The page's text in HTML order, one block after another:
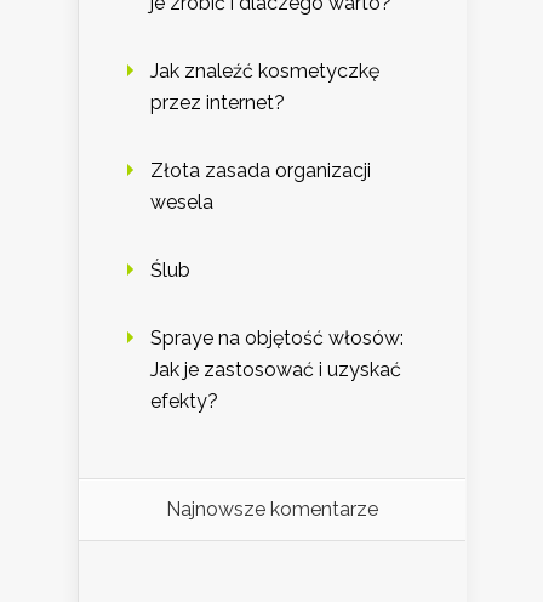
Jak znaleźć kosmetyczkę
przez internet?
Złota zasada organizacji
wesela
Ślub
Spraye na objętość włosów:
Jak je zastosować i uzyskać
efekty?
Najnowsze komentarze